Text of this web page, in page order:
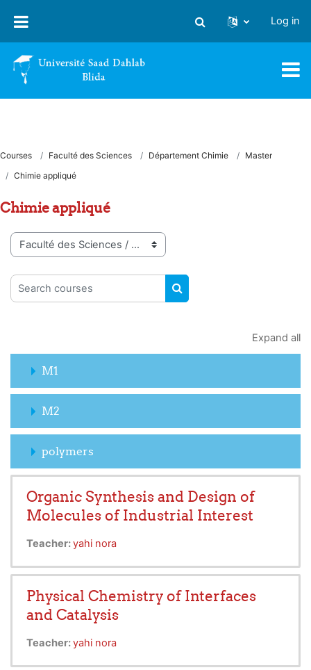
Toggle search input
Log in
Courses Faculté des Sciences Département Chimie
Master
Chimie appliqué
Chimie appliqué
Course categories
Search courses
SEARCH COURSES
Expand all
M1
M2
polymers
Organic Synthesis and Design of
Molecules of Industrial Interest
Teacher:yahi nora
Physical Chemistry of Interfaces
and Catalysis
Teacher:yahi nora